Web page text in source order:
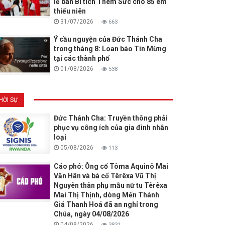
lễ ban Bí tích Thêm Sức cho 85 em
thiếu niên
31/07/2026 663
Ý cầu nguyện của Đức Thánh Cha
trong tháng 8: Loan báo Tin Mừng
tại các thành phố
01/08/2026 538
SỰ
Đức Thánh Cha: Truyền thông phải
phục vụ công ích của gia đình nhân
loại
05/08/2026 113
Cáo phó: Ông cố Tôma Aquinô Mai
Văn Hân và bà cố Têrêxa Vũ Thị
Nguyên thân phụ mẫu nữ tu Têrêxa
Mai Thị Thịnh, dòng Mến Thánh
Giá Thanh Hoá đã an nghỉ trong
Chúa, ngày 04/08/2026